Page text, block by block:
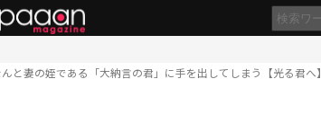
と妻の姪である「大納言の君」に手を出してしまう【光る君へ】